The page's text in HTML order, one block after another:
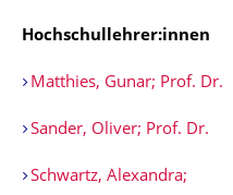
Hochschullehrer:innen
Matthies, Gunar; Prof. Dr.
Sander, Oliver; Prof. Dr.
Schwartz, Alexandra;